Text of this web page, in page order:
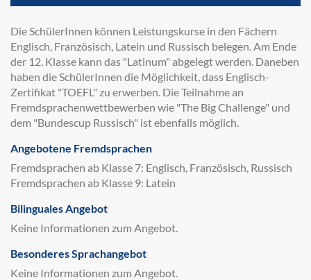
Die SchülerInnen können Leistungskurse in den Fächern
Englisch, Französisch, Latein und Russisch belegen. Am Ende
der 12. Klasse kann das "Latinum" abgelegt werden. Daneben
haben die SchülerInnen die Möglichkeit, dass Englisch-
Zertifikat "TOEFL" zu erwerben. Die Teilnahme an
Fremdsprachenwettbewerben wie "The Big Challenge" und
dem "Bundescup Russisch" ist ebenfalls möglich.
Angebotene Fremdsprachen
Fremdsprachen ab Klasse 7: Englisch, Französisch, Russisch
Fremdsprachen ab Klasse 9: Latein
Bilinguales Angebot
Keine Informationen zum Angebot.
Besonderes Sprachangebot
Keine Informationen zum Angebot.